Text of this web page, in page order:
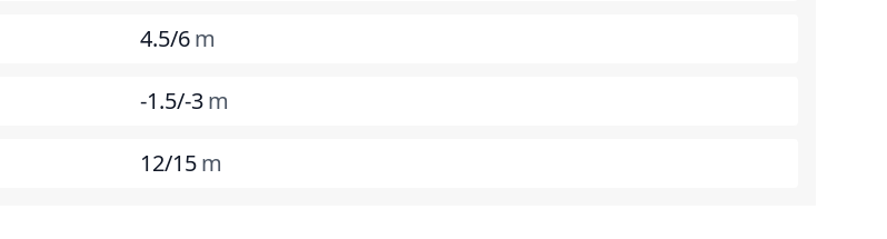
4.5/6m
-1.5/-3m
12/15m